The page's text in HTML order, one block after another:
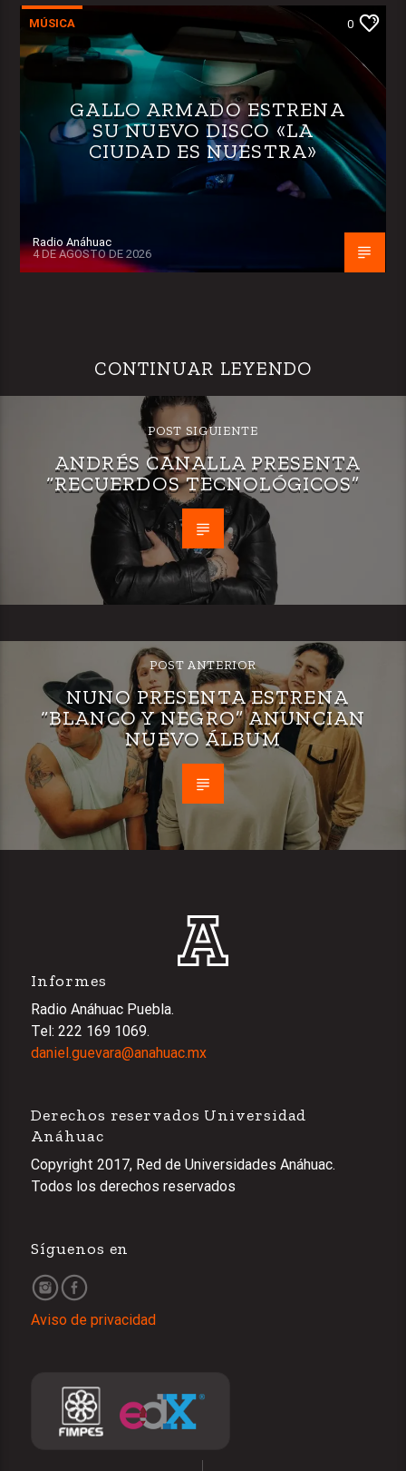
MÚSICA 0
GALLO ARMADO ESTRENA
SU NUEVO DISCO «LA
CIUDAD ES NUESTRA»
Radio Anáhuac
4 DE AGOSTO DE 2026
CONTINUAR LEYENDO
POST SIGUIENTE
ANDRÉS CANALLA PRESENTA
“RECUERDOS TECNOLÓGICOS”
POST ANTERIOR
NUNO PRESENTA ESTRENA
“BLANCO Y NEGRO” ANUNCIAN
NUEVO ÁLBUM
Informes
Radio Anáhuac Puebla.
Tel: 222 169 1069.
daniel.guevara@anahuac.mx
Derechos reservados Universidad
Anáhuac
Copyright 2017, Red de Universidades Anáhuac.
Todos los derechos reservados
Síguenos en
Aviso de privacidad